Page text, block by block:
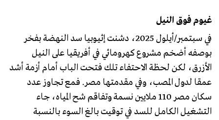
غيوم فوق النيل
في سبتمبر/أيلول 2025، دشنت إثيوبيا سد النهضة بفخر
بوصفه أضخم مشروع كهرومائي في أفريقيا على النيل
الأزرق، لكن لحظة الاحتفاء تلك فتحت الباب أمام أزمة أشد
عمقا لدول المصب، وفي مقدمتها مصر. فمع تجاوز عدد
سكان مصر 110 ملايين نسمة وتفاقم شح المياه، جاء
التشغيل الكامل للسد في توقيت بالغ السوء بالنسبة